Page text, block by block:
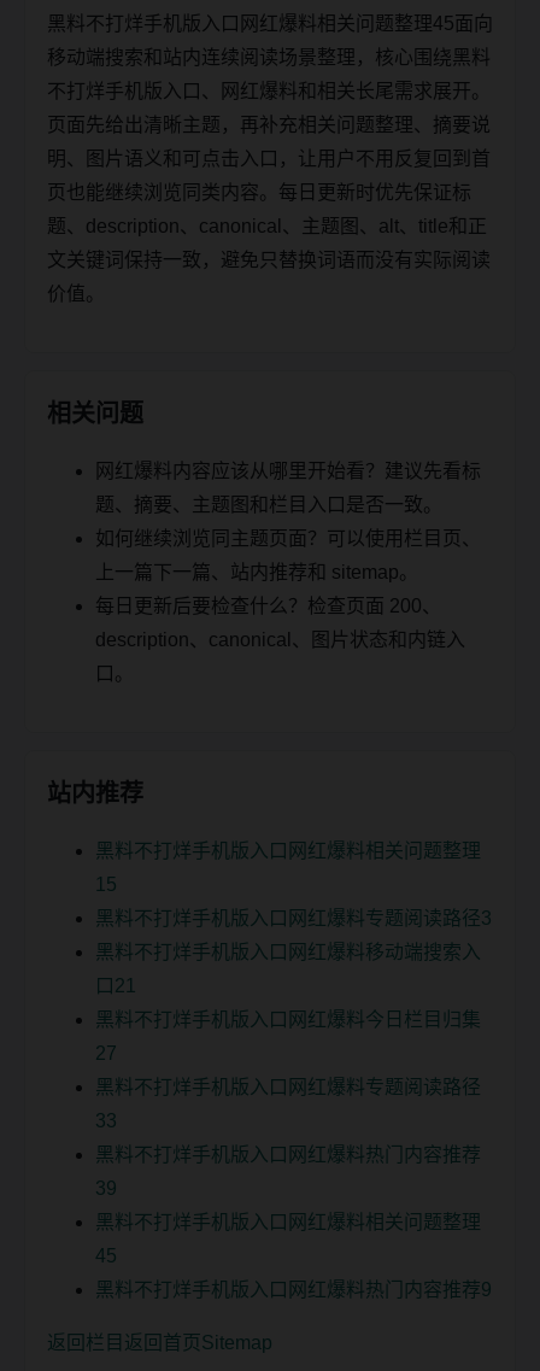
黑料不打烊手机版入口网红爆料相关问题整理45面向
移动端搜索和站内连续阅读场景整理，核心围绕黑料
不打烊手机版入口、网红爆料和相关长尾需求展开。
页面先给出清晰主题，再补充相关问题整理、摘要说
明、图片语义和可点击入口，让用户不用反复回到首
页也能继续浏览同类内容。每日更新时优先保证标
题、description、canonical、主题图、alt、title和正
文关键词保持一致，避免只替换词语而没有实际阅读
价值。
相关问题
网红爆料内容应该从哪里开始看？建议先看标
题、摘要、主题图和栏目入口是否一致。
如何继续浏览同主题页面？可以使用栏目页、
上一篇下一篇、站内推荐和 sitemap。
每日更新后要检查什么？检查页面 200、
description、canonical、图片状态和内链入
口。
站内推荐
黑料不打烊手机版入口网红爆料相关问题整理
15
黑料不打烊手机版入口网红爆料专题阅读路径3
黑料不打烊手机版入口网红爆料移动端搜索入
口21
黑料不打烊手机版入口网红爆料今日栏目归集
27
黑料不打烊手机版入口网红爆料专题阅读路径
33
黑料不打烊手机版入口网红爆料热门内容推荐
39
黑料不打烊手机版入口网红爆料相关问题整理
45
黑料不打烊手机版入口网红爆料热门内容推荐9
返回栏目 返回首页 Sitemap